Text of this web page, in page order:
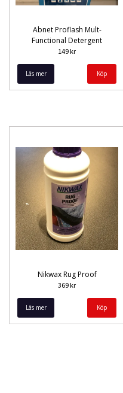
Abnet Proflash Mult-
Functional Detergent
149 kr
Läs mer
Nikwax Rug Proof
369 kr
Läs mer